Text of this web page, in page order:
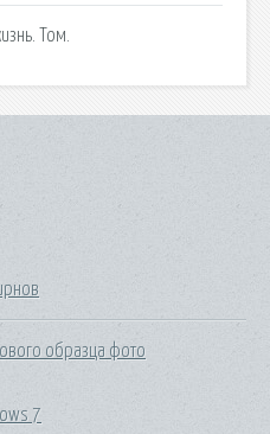
Том.
образца фото
7